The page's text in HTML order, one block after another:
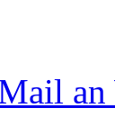
an